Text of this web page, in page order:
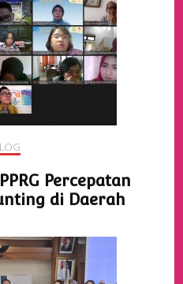
Percepatan
di Daerah